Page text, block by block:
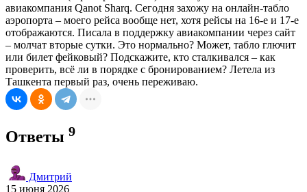
авиакомпания Qanot Sharq. Сегодня захожу на онлайн-табло
аэропорта – моего рейса вообще нет, хотя рейсы на 16-е и 17-е
отображаются. Писала в поддержку авиакомпании через сайт
– молчат вторые сутки. Это нормально? Может, табло глючит
или билет фейковый? Подскажите, кто сталкивался – как
проверить, всё ли в порядке с бронированием? Летела из
Ташкента первый раз, очень переживаю.
Ответы 9
Дмитрий
15 июня 2026